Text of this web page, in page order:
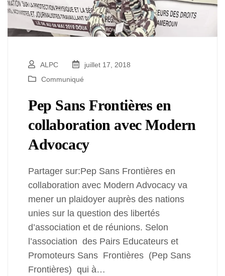
ALPC
juillet 17, 2018
Communiqué
Pep Sans Frontières en
collaboration avec Modern
Advocacy
Partager sur:Pep Sans Frontières en
collaboration avec Modern Advocacy va
mener un plaidoyer auprès des nations
unies sur la question des libertés
d’association et de réunions. Selon
l’association des Pairs Educateurs et
Promoteurs Sans Frontières (Pep Sans
Frontières) qui à…